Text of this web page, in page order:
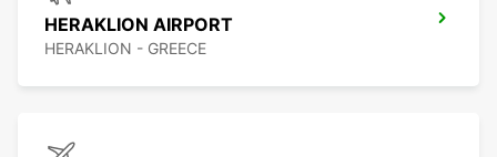
HERAKLION AIRPORT
HERAKLION - GREECE